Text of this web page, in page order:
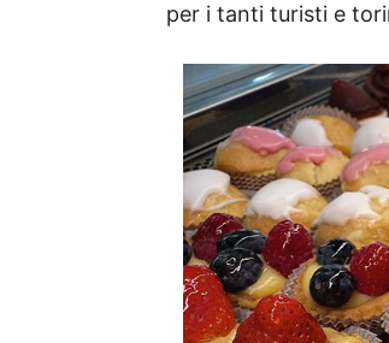
per i tanti turisti e